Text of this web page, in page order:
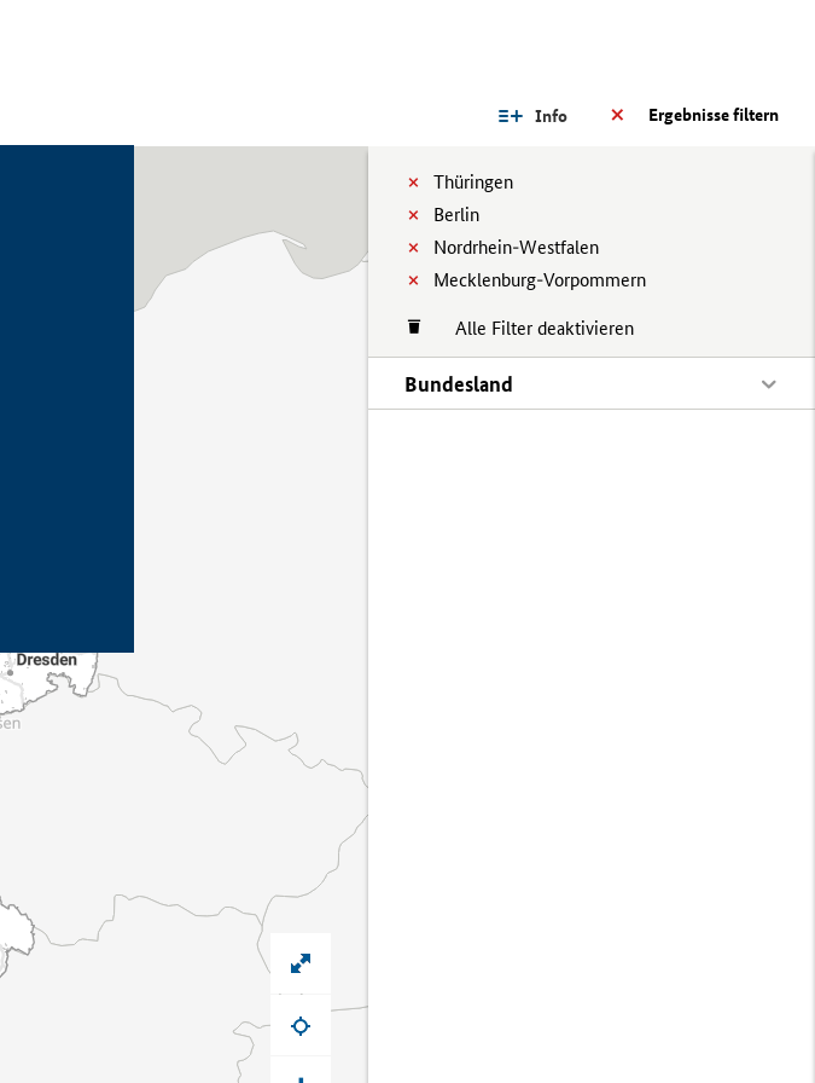
Ergebnisse filtern
Info
Thüringen
Berlin
Nordrhein-Westfalen
Mecklenburg-Vorpommern
Alle Filter deaktivieren
Bundesland